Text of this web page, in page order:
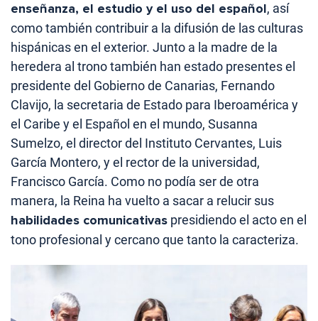
enseñanza, el estudio y el uso del español, así
como también contribuir a la difusión de las culturas
hispánicas en el exterior. Junto a la madre de la
heredera al trono también han estado presentes el
presidente del Gobierno de Canarias, Fernando
Clavijo, la secretaria de Estado para Iberoamérica y
el Caribe y el Español en el mundo, Susanna
Sumelzo, el director del Instituto Cervantes, Luis
García Montero, y el rector de la universidad,
Francisco García. Como no podía ser de otra
manera, la Reina ha vuelto a sacar a relucir sus
habilidades comunicativas presidiendo el acto en el
tono profesional y cercano que tanto la caracteriza.